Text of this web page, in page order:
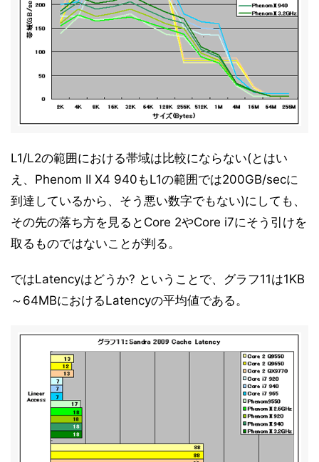
L1/L2の範囲における帯域は比較にならない(とはい
え、Phenom II X4 940もL1の範囲では200GB/secに
到達しているから、そう悪い数字でもない)にしても、
その先の落ち方を見るとCore 2やCore i7にそう引けを
取るものではないことが判る。
ではLatencyはどうか? ということで、グラフ11は1KB
～64MBにおけるLatencyの平均値である。